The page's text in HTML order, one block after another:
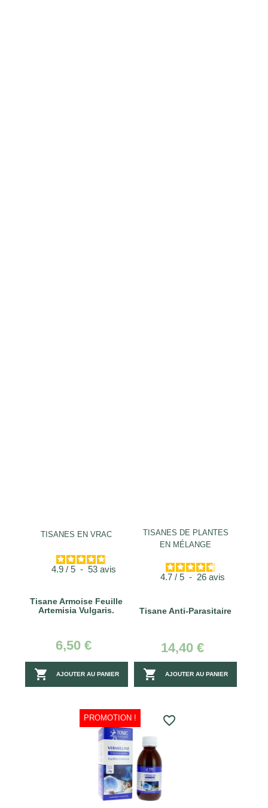
TISANES EN VRAC
4.9 / 5 - 53 avis
Tisane Armoise Feuille
Artemisia Vulgaris.
6,50 €
 AJOUTER AU PANIER
TISANES DE PLANTES
EN MÉLANGE
4.7 / 5 - 26 avis
Tisane Anti-Parasitaire
14,40 €
 AJOUTER AU PANIER
PROMOTION ! favorite_border